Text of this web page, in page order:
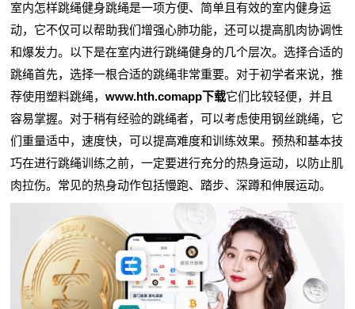
室内怎样跳绳健身跳绳是一项方便、简单且有效的室内健身运
动，它不仅可以帮助我们增强心肺功能，还可以提高肌肉协调性
和爆发力。以下是在室内进行跳绳健身的几个层次。选择合适的
跳绳首先，选择一根合适的跳绳非常重要。对于初学者来说，推
荐使用塑料跳绳，www.hth.comapp下载它们比较轻便，并且
容易掌握。对于稍有经验的跳绳者，可以考虑使用钢丝跳绳，它
们重量适中，速度快，可以提高难度和训练效果。预热和基本技
巧在进行跳绳训练之前，一定要进行充分的热身运动，以防止肌
肉拉伤。常见的热身动作包括慢跑、踏步、深蹲和伸展运动。